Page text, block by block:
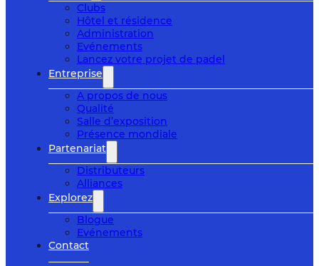
Clubs
Hôtel et résidence
Administration
Evénements
Lancez votre projet de padel
Entreprise
A propos de nous
Qualité
Salle d’exposition
Présence mondiale
Partenariat
Distributeurs
Alliances
Explorez
Blogue
Evénements
Contact